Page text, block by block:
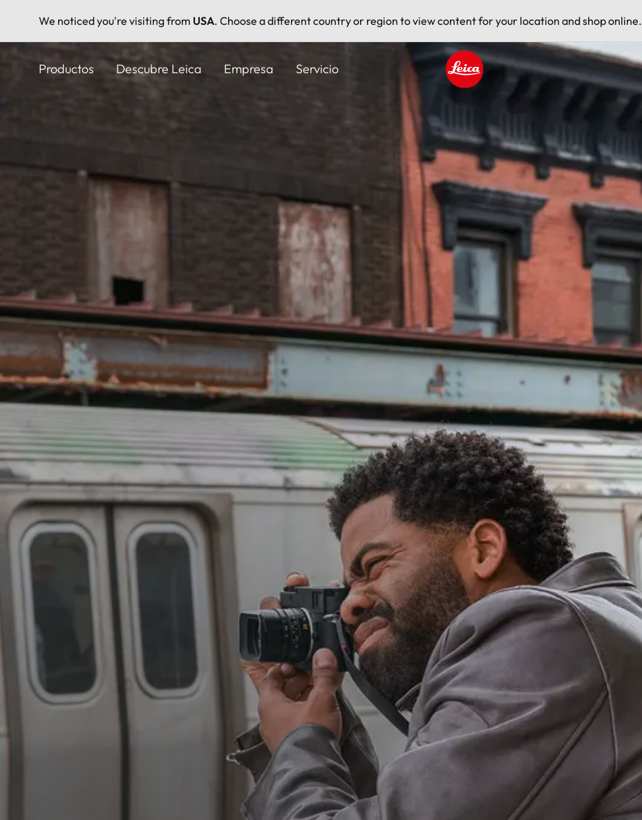
We noticed you're visiting from USA. Choose a different country or region to view content for your location and shop online.
Productos Descubre Leica Empresa Servicio
Leica logo - Home